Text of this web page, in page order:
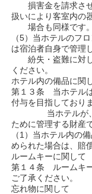
損害金を請求させ
扱いにより客室内の
場合も同様です。
（5）当ホテルのフ
は宿泊者自身で管理
紛失・盗難に対し
ください。
ホテル内の備品に関
第１３条 当ホテル
付与を目指しており
当ホテルが、全
ために管理する財産
（1）当ホテル内の
められた場合は、賠
ルームキーに関して
第１４条 ルームキ
ご了承ください。
忘れ物に関して